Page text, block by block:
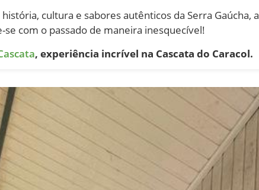
cultura e sabores autênticos da Serra Gaúcha, a
com o passado de maneira inesquecível!
, experiência incrível na Cascata do Caracol.